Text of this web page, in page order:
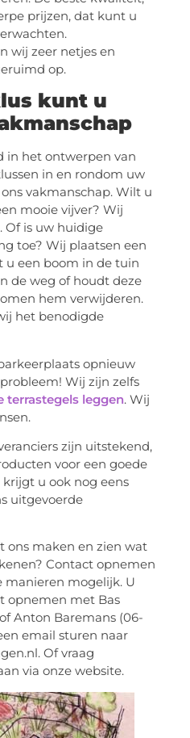
prijzen, dat kunt u
wij zeer netjes en
op.
kunt u
in het ontwerpen van
in en rondom uw
vakmanschap. Wilt u
mooie vijver? Wij
Of is uw huidige
toe? Wij plaatsen een
u een boom in de tuin
de weg of houdt deze
hem verwijderen.
het benodigde
opnieuw
Wij zijn zelfs
terrastegels leggen. Wij
zijn uitstekend,
voor een goede
krijgt u ook nog eens
uitgevoerde
ons maken en zien wat
Contact opnemen
manieren mogelijk. U
opnemen met Bas
Anton Baremans (06-
email sturen naar
Of vraag
via onze website.